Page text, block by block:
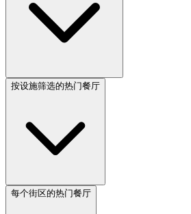
按设施筛选的热门餐厅
每个街区的热门餐厅